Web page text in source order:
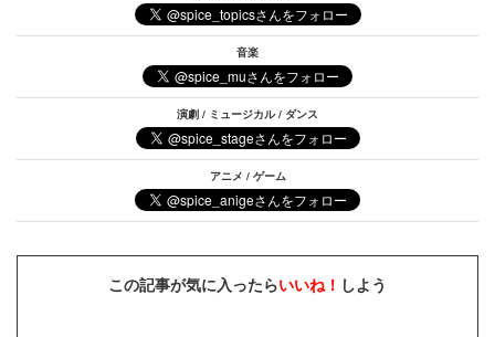
音楽
演劇 / ミュージカル / ダンス
アニメ / ゲーム
この記事が気に入ったらいいね！ しよう